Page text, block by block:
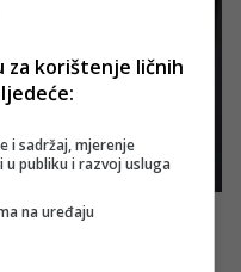
za korištenje ličnih
i sadržaj, mjerenje
u publiku i razvoj usluga
na uređaju